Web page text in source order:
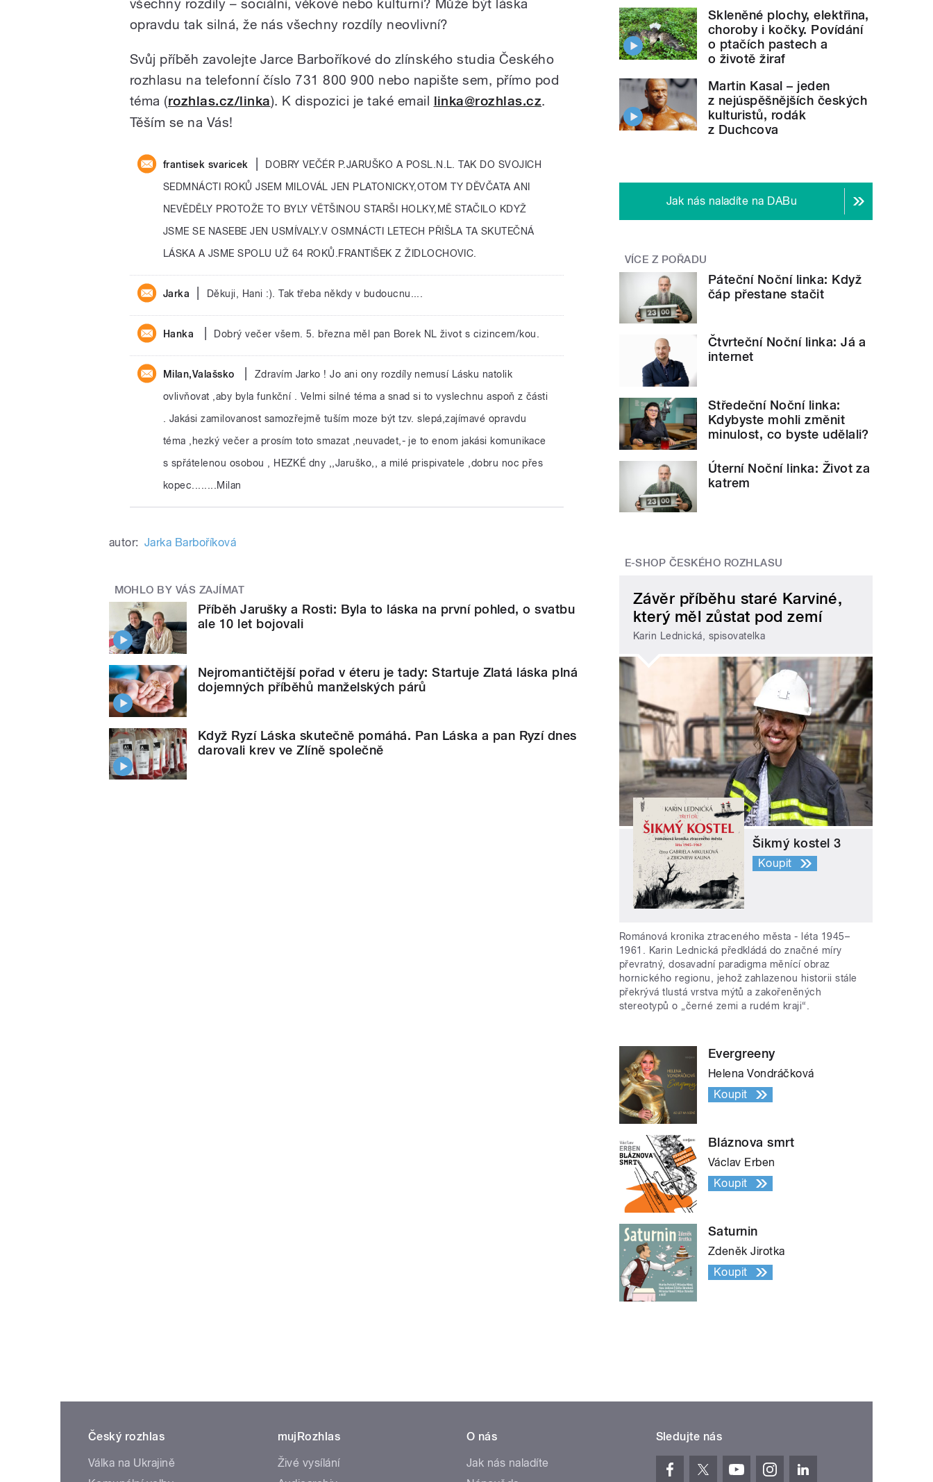
všechny rozdíly – sociální, věkové nebo kulturní? Může být láska
opravdu tak silná, že nás všechny rozdíly neovlivní?
Svůj příběh zavolejte Jarce Barboříkové do zlínského studia Českého
rozhlasu na telefonní číslo 731 800 900 nebo napište sem, přímo pod
téma (rozhlas.cz/linka). K dispozici je také email linka@rozhlas.cz.
Těším se na Vás!
frantisek svaricek
DOBRY VEČÉR P.JARUŠKO A POSL.N.L. TAK DO SVOJICH
SEDMNÁCTI ROKŮ JSEM MILOVÁL JEN PLATONICKY,OTOM TY DĚVČATA ANI
NEVĚDĚLY PROTOŽE TO BYLY VĚTŠINOU STARŠI HOLKY,MĚ STAČILO KDYŽ
JSME SE NASEBE JEN USMÍVALY.V OSMNÁCTI LETECH PŘIŠLA TA SKUTEČNÁ
LÁSKA A JSME SPOLU UŽ 64 ROKŮ.FRANTIŠEK Z ŽIDLOCHOVIC.
Jarka Děkuji, Hani :). Tak třeba někdy v budoucnu....
Hanka Dobrý večer všem. 5. března měl pan Borek NL život s cizincem/kou.
Milan,Valašsko
Zdravím Jarko ! Jo ani ony rozdíly nemusí Lásku natolik
ovlivňovat ,aby byla funkční . Velmi silné téma a snad si to vyslechnu aspoň z části
. Jakási zamilovanost samozřejmě tuším moze být tzv. slepá,zajímavé opravdu
téma ,hezký večer a prosím toto smazat ,neuvadet,- je to enom jakási komunikace
s spřátelenou osobou , HEZKÉ dny ,,Jaruško,, a milé prispivatele ,dobru noc přes
kopec........Milan
autor: Jarka Barboříková
MOHLO BY VÁS ZAJÍMAT
Příběh Jarušky a Rosti: Byla to láska na první pohled, o svatbu
ale 10 let bojovali
Nejromantičtější pořad v éteru je tady: Startuje Zlatá láska plná
dojemných příběhů manželských párů
Když Ryzí Láska skutečně pomáhá. Pan Láska a pan Ryzí dnes
darovali krev ve Zlíně společně
Skleněné plochy, elektřina,
choroby i kočky. Povídání
o ptačích pastech a
o životě žiraf
Martin Kasal – jeden
z nejúspěšnějších českých
kulturistů, rodák
z Duchcova
Jak nás naladíte na DABu
VÍCE Z POŘADU
Páteční Noční linka: Když
čáp přestane stačit
Čtvrteční Noční linka: Já a
internet
Středeční Noční linka:
Kdybyste mohli změnit
minulost, co byste udělali?
Úterní Noční linka: Život za
katrem
E-SHOP ČESKÉHO ROZHLASU
Závěr příběhu staré Karviné,
který měl zůstat pod zemí
Karin Lednická, spisovatelka
Šikmý kostel 3
Koupit
Románová kronika ztraceného města - léta 1945–
1961. Karin Lednická předkládá do značné míry
převratný, dosavadní paradigma měnící obraz
hornického regionu, jehož zahlazenou historii stále
překrývá tlustá vrstva mýtů a zakořeněných
stereotypů o „černé zemi a rudém kraji“.
Evergreeny
Helena Vondráčková
Koupit
Bláznova smrt
Václav Erben
Koupit
Saturnin
Zdeněk Jirotka
Koupit
Český rozhlas
Válka na Ukrajině
mujRozhlas
Živé vysílání
O nás
Jak nás naladíte
Sledujte nás